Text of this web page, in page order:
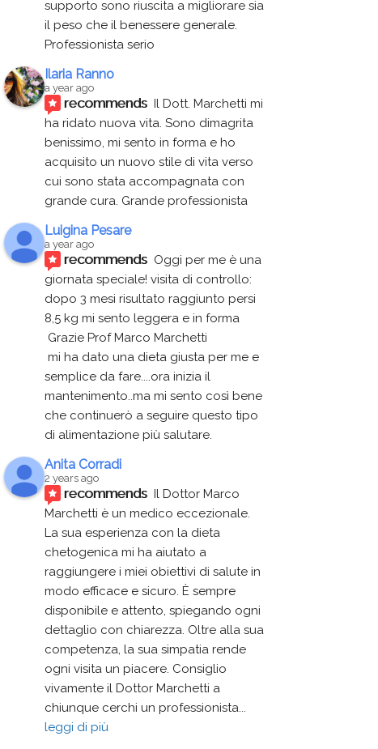
supporto sono riuscita a migliorare sia
il peso che il benessere generale.
Professionista serio
Ilaria Ranno
a year ago
recommends Il Dott. Marchetti mi
ha ridato nuova vita. Sono dimagrita
benissimo, mi sento in forma e ho
acquisito un nuovo stile di vita verso
cui sono stata accompagnata con
grande cura. Grande professionista
Luigina Pesare
a year ago
recommends Oggi per me è una
giornata speciale! visita di controllo:
dopo 3 mesi risultato raggiunto persi
8,5 kg mi sento leggera e in forma
Grazie Prof Marco Marchetti
semplice da fare....ora inizia il
mantenimento..ma mi sento così bene
che continuerò a seguire questo tipo
di alimentazione più salutare.
Anita Corradi
2 years ago
recommends Il Dottor Marco
Marchetti è un medico eccezionale.
La sua esperienza con la dieta
chetogenica mi ha aiutato a
raggiungere i miei obiettivi di salute in
modo efficace e sicuro. È sempre
disponibile e attento, spiegando ogni
dettaglio con chiarezza. Oltre alla sua
competenza, la sua simpatia rende
ogni visita un piacere. Consiglio
vivamente il Dottor Marchetti a
chiunque cerchi un professionista
leggi di più